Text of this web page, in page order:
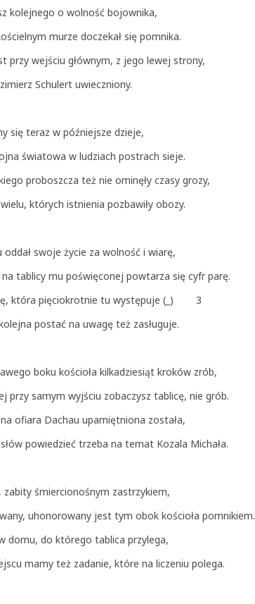
kolejnego o wolność bojownika,
murze doczekał się pomnika.
przy wejściu głównym, z jego lewej strony,
Schulert uwieczniony.
się teraz w późniejsze dzieje,
światowa w ludziach postrach sieje.
proboszcza też nie ominęły czasy grozy,
wielu, których istnienia pozbawiły obozy.
oddał swoje życie za wolność i wiarę,
tablicy mu poświęconej powtarza się cyfr parę.
która pięciokrotnie tu występuje (_) 3
postać na uwagę też zasługuje.
boku kościoła kilkadziesiąt kroków zrób,
przy samym wyjściu zobaczysz tablicę, nie grób.
ofiara Dachau upamiętniona została,
powiedzieć trzeba na temat Kozala Michała.
zabity śmiercionośnym zastrzykiem,
uhonorowany jest tym obok kościoła pomnikiem.
domu, do którego tablica przylega,
mamy też zadanie, które na liczeniu polega.